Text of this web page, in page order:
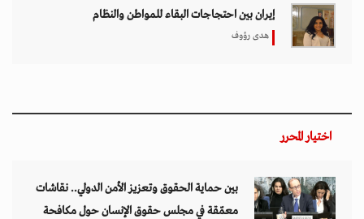
إيران بين احتجاجات البقاء للمواطن والنظام
هدى رؤوف
اختيار المحرر
بين حماية الحقوق وتعزيز الأمن الدولي.. نقاشات
معمّقة في مجلس حقوق الإنسان حول مكافحة